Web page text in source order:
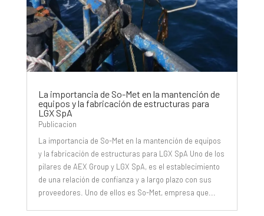
La importancia de So-Met en la mantención de
equipos y la fabricación de estructuras para
LGX SpA
Publicacion
La importancia de So-Met en la mantención de equipos
y la fabricación de estructuras para LGX SpA Uno de los
pilares de AEX Group y LGX SpA, es el establecimiento
de una relación de confianza y a largo plazo con sus
proveedores. Uno de ellos es So-Met, empresa que...